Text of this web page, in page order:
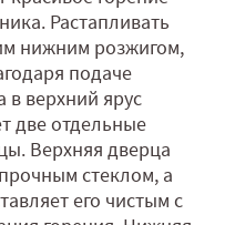
Растапливать
нижним розжигом,
подаче
в верхний ярус
две отдельные
Верхняя дверца
стеклом, а
его чистым с